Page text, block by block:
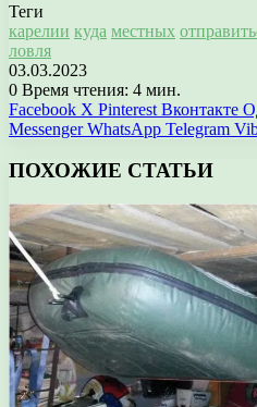
Теги
карелии куда местных
ловля
03.03.2023
0 Время чтения: 4 мин.
Facebook X Pinterest Вконтакте
Messenger WhatsApp Telegram
ПОХОЖИЕ СТАТЬИ